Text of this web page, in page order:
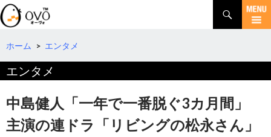
検
索
コ
テ
へ
動
ホーム > エンタメ
エンタメ
中島健人「一年で一番脱ぐ3カ月間」
主演の連ドラ「リビングの松永さん」